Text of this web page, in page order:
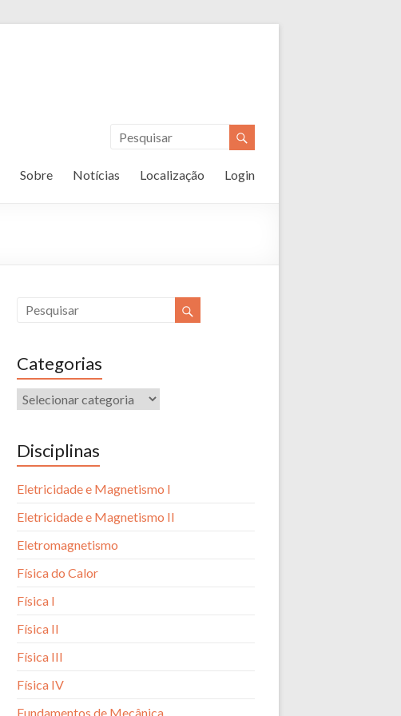
Sobre Notícias Localização Login
Categorias
Disciplinas
Eletricidade e Magnetismo I
Eletricidade e Magnetismo II
Eletromagnetismo
Física do Calor
Física I
Física II
Física III
Física IV
Fundamentos de Mecânica